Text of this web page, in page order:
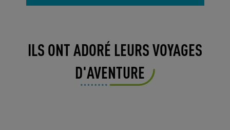
ILS ONT ADORÉ LEURS VOYAGES
D'AVENTURE